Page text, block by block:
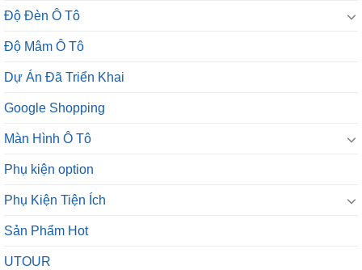
Độ Đèn Ô Tô
Độ Mâm Ô Tô
Dự Án Đã Triển Khai
Google Shopping
Màn Hình Ô Tô
Phụ kiện option
Phụ Kiện Tiện Ích
Sản Phẩm Hot
UTOUR